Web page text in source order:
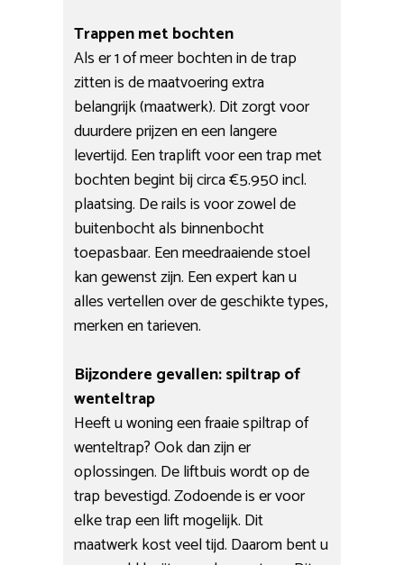
Trappen met bochten
Als er 1 of meer bochten in de trap
zitten is de maatvoering extra
belangrijk (maatwerk). Dit zorgt voor
duurdere prijzen en een langere
levertijd. Een traplift voor een trap met
bochten begint bij circa €5.950 incl.
plaatsing. De rails is voor zowel de
buitenbocht als binnenbocht
toepasbaar. Een meedraaiende stoel
kan gewenst zijn. Een expert kan u
alles vertellen over de geschikte types,
merken en tarieven.
Bijzondere gevallen: spiltrap of
wenteltrap
Heeft u woning een fraaie spiltrap of
wenteltrap? Ook dan zijn er
oplossingen. De liftbuis wordt op de
trap bevestigd. Zodoende is er voor
elke trap een lift mogelijk. Dit
maatwerk kost veel tijd. Daarom bent u